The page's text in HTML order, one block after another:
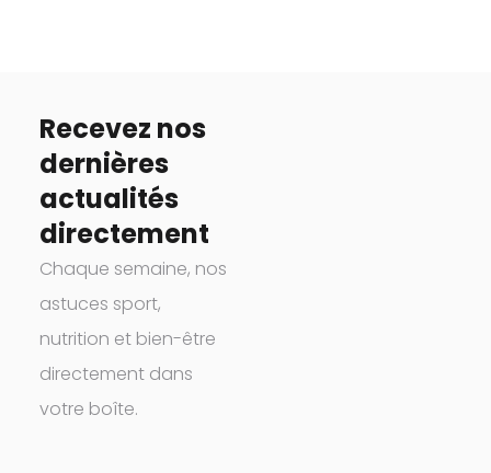
Recevez nos
dernières
actualités
directement
Chaque semaine, nos
astuces sport,
nutrition et bien-être
directement dans
votre boîte.